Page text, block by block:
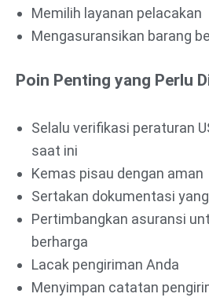
Memilih layanan pelacakan
Mengasuransikan barang
Poin Penting yang Perlu
Selalu verifikasi peraturan
saat ini
Kemas pisau dengan aman
Sertakan dokumentasi
Pertimbangkan asuransi
berharga
Lacak pengiriman Anda
Menyimpan catatan